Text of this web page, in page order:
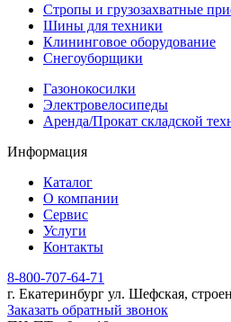
Стропы и грузозахватные
Шины для техники
Клининговое оборудование
Снегоуборщики
Газонокосилки
Электровелосипеды
Аренда/Прокат складской
Информация
Каталог
О компании
Сервис
Услуги
Контакты
8-800-707-64-71
г. Екатеринбург ул. Шефская,
Заказать обратный звонок